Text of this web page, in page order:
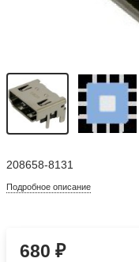
208658-8131
Подробное описание
680₽